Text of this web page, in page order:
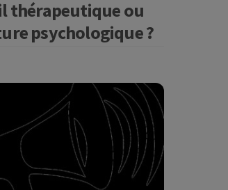
thérapeutique ou
psychologique ?